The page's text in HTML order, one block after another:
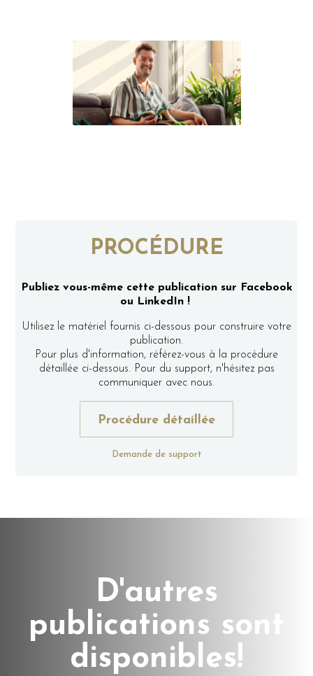
PROCÉDURE
Publiez vous-même cette publication sur Facebook
ou LinkedIn !
Utilisez le matériel fournis ci-dessous pour construire votre
publication.
Pour plus d'information, référez-vous à la procédure
détaillée ci-dessous. Pour du support, n'hésitez pas
communiquer avec nous.
Procédure détaillée
Demande de support
D'autres
publications sont
disponibles!